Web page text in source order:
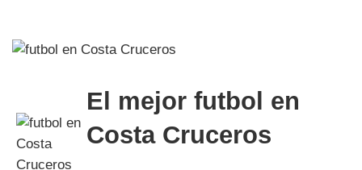
El mejor futbol en
Costa Cruceros